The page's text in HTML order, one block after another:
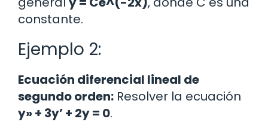
constante.
Ejemplo 2:
Ecuación diferencial lineal de
segundo orden: Resolver la ecuación
y» + 3y’ + 2y = 0.